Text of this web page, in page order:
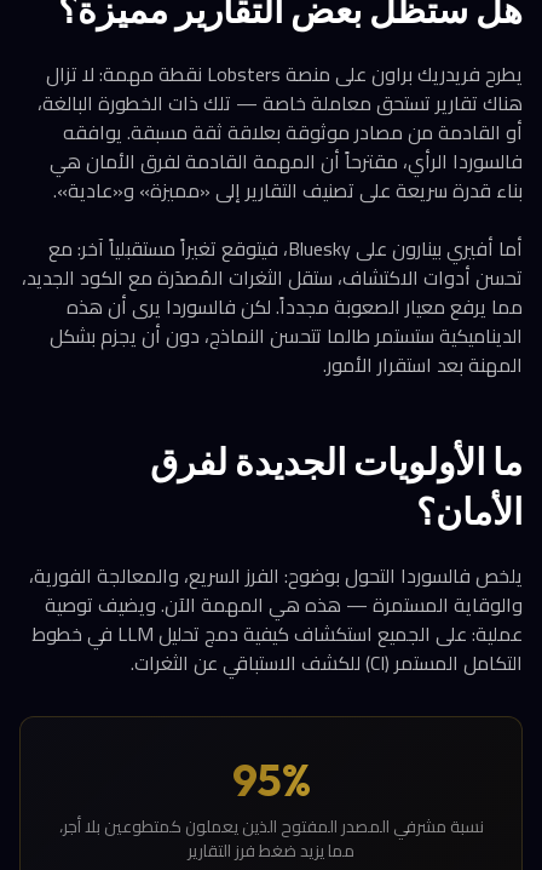
هل ستظل بعض التقارير مميزة؟
يطرح فريدريك براون على منصة Lobsters نقطة مهمة: لا تزال
هناك تقارير تستحق معاملة خاصة — تلك ذات الخطورة البالغة،
أو القادمة من مصادر موثوقة بعلاقة ثقة مسبقة. يوافقه
فالسوردا الرأي، مقترحاً أن المهمة القادمة لفرق الأمان هي
بناء قدرة سريعة على تصنيف التقارير إلى «مميزة» و«عادية».
أما أفيري بينارون على Bluesky، فيتوقع تغيراً مستقبلياً آخر: مع
تحسن أدوات الاكتشاف، ستقل الثغرات المُصدَرة مع الكود الجديد،
مما يرفع معيار الصعوبة مجدداً. لكن فالسوردا يرى أن هذه
الديناميكية ستستمر طالما تتحسن النماذج، دون أن يجزم بشكل
المهنة بعد استقرار الأمور.
ما الأولويات الجديدة لفرق
الأمان؟
يلخص فالسوردا التحول بوضوح: الفرز السريع، والمعالجة الفورية،
والوقاية المستمرة — هذه هي المهمة الآن. ويضيف توصية
عملية: على الجميع استكشاف كيفية دمج تحليل LLM في خطوط
التكامل المستمر (CI) للكشف الاستباقي عن الثغرات.
95%
نسبة مشرفي المصدر المفتوح الذين يعملون كمتطوعين بلا أجر،
مما يزيد ضغط فرز التقارير